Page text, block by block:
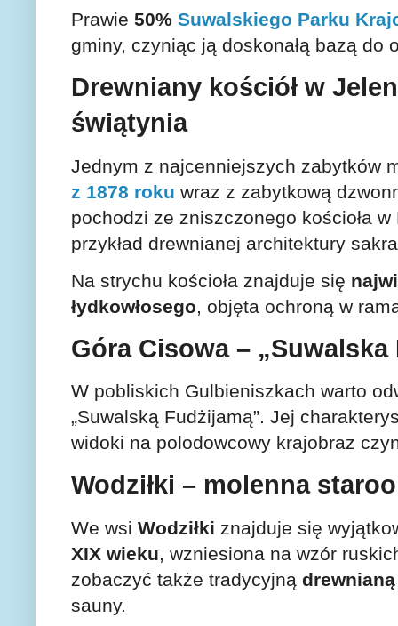
Prawie 50% Suwalskiego Parku
gminy, czyniąc ją doskonałą bazą do
Drewniany kościół w
świątynia
Jednym z najcenniejszych zabytków
z 1878 roku wraz z zabytkową
pochodzi ze zniszczonego kościoła
przykład drewnianej architektury
Na strychu kościoła znajduje się
łydkowłosego, objęta ochroną w
Góra Cisowa – „Suwalska
W pobliskich Gulbieniszkach warto
„Suwalską Fudżijamą”. Jej
widoki na polodowcowy krajobraz
Wodziłki – molenna
We wsi Wodziłki znajduje się
XIX wieku , wzniesiona na wzór
zobaczyć także tradycyjną
sauny.